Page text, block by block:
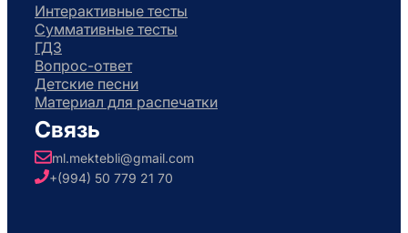
Интерактивные тесты
Суммативные тесты
ГДЗ
Вопрос-ответ
Детские песни
Материал для распечатки
Связь
ml.mektebli@gmail.com
+(994) 50 779 21 70